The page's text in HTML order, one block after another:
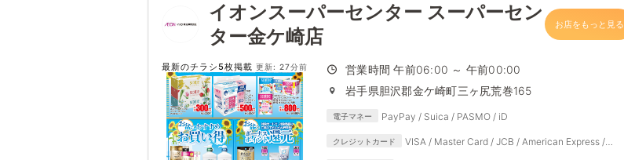
イオンスーパーセンター スーパーセン
ター金ケ崎店
お店をもっと見る
最新のチラシ5枚掲載 更新: 27分前
営業時間 午前06:00 ～ 午前00:00
岩手県胆沢郡金ケ崎町三ヶ尻荒巻165
電子マネー PayPay / Suica / PASMO / iD
クレジットカード
VISA / Master Card / JCB / American Express /